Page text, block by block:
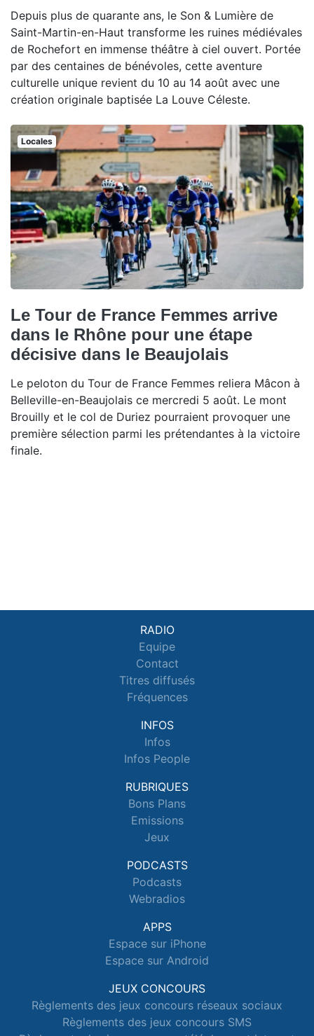
Depuis plus de quarante ans, le Son & Lumière de
Saint-Martin-en-Haut transforme les ruines médiévales
de Rochefort en immense théâtre à ciel ouvert. Portée
par des centaines de bénévoles, cette aventure
culturelle unique revient du 10 au 14 août avec une
création originale baptisée La Louve Céleste.
Locales
Le Tour de France Femmes arrive
dans le Rhône pour une étape
décisive dans le Beaujolais
Le peloton du Tour de France Femmes reliera Mâcon à
Belleville-en-Beaujolais ce mercredi 5 août. Le mont
Brouilly et le col de Duriez pourraient provoquer une
première sélection parmi les prétendantes à la victoire
finale.
RADIO
Equipe
Contact
Titres diffusés
Fréquences
INFOS
Infos
Infos People
RUBRIQUES
Bons Plans
Emissions
Jeux
PODCASTS
Podcasts
Webradios
APPS
Espace sur iPhone
Espace sur Android
JEUX CONCOURS
Règlements des jeux concours réseaux sociaux
Règlements des jeux concours SMS